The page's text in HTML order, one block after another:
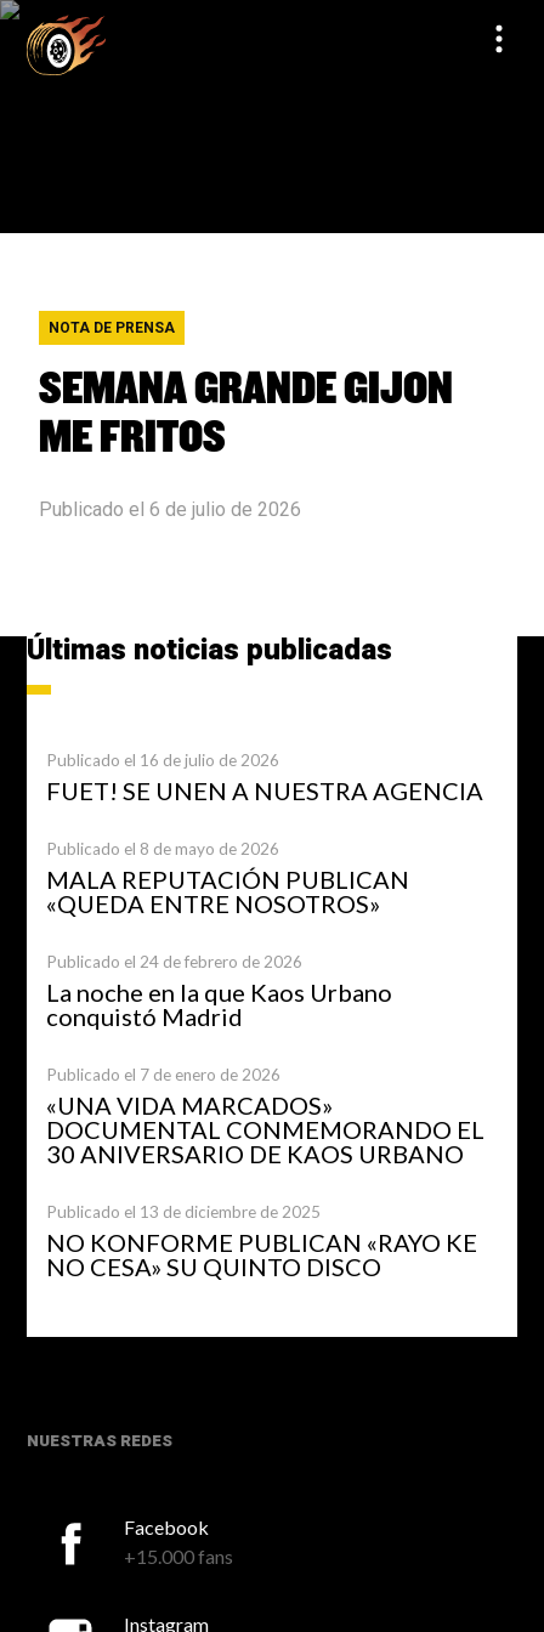
NOTA DE PRENSA
SEMANA GRANDE GIJON
ME FRITOS
Publicado el 6 de julio de 2026
Últimas noticias publicadas
Publicado el 16 de julio de 2026
FUET! SE UNEN A NUESTRA AGENCIA
Publicado el 8 de mayo de 2026
MALA REPUTACIÓN PUBLICAN
«QUEDA ENTRE NOSOTROS»
Publicado el 24 de febrero de 2026
La noche en la que Kaos Urbano
conquistó Madrid
Publicado el 7 de enero de 2026
«UNA VIDA MARCADOS»
DOCUMENTAL CONMEMORANDO EL
30 ANIVERSARIO DE KAOS URBANO
Publicado el 13 de diciembre de 2025
NO KONFORME PUBLICAN «RAYO KE
NO CESA» SU QUINTO DISCO
NUESTRAS REDES
Facebook
+15.000 fans
Instagram